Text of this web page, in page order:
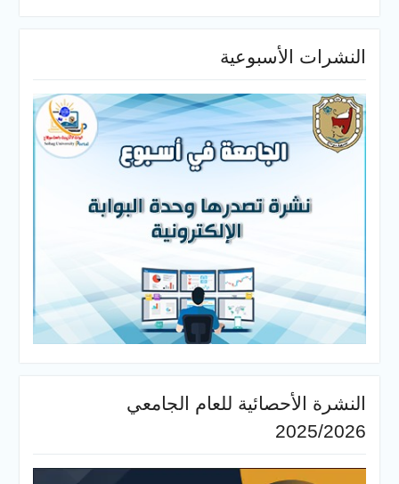
النشرات الأسبوعية
النشرة الأحصائية للعام الجامعي
2025/2026